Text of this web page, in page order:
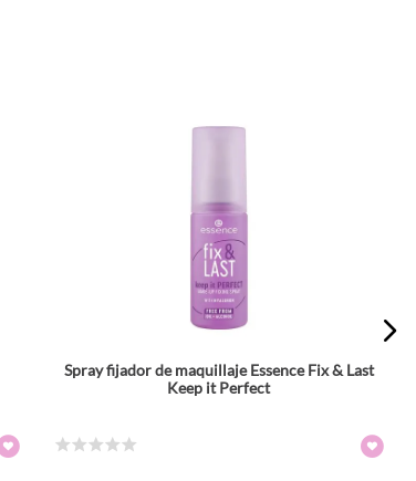
Spray fijador de maquillaje Essence Fix & Last
Keep it Perfect